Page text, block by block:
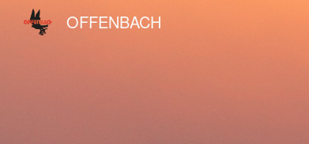
OFFENBACH